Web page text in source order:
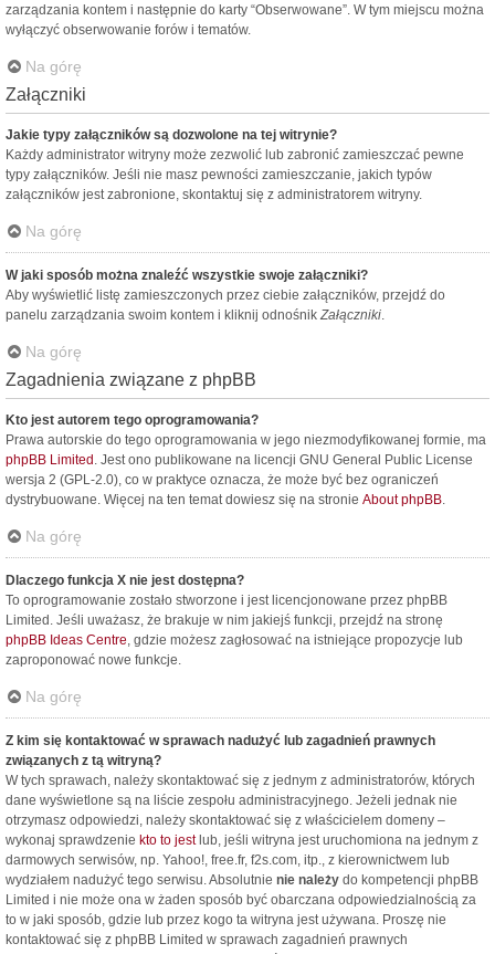
zarządzania kontem i następnie do karty “Obserwowane”. W tym miejscu można
wyłączyć obserwowanie forów i tematów.
Na górę
Załączniki
Jakie typy załączników są dozwolone na tej witrynie?
Każdy administrator witryny może zezwolić lub zabronić zamieszczać pewne
typy załączników. Jeśli nie masz pewności zamieszczanie, jakich typów
załączników jest zabronione, skontaktuj się z administratorem witryny.
Na górę
W jaki sposób można znaleźć wszystkie swoje załączniki?
Aby wyświetlić listę zamieszczonych przez ciebie załączników, przejdź do
panelu zarządzania swoim kontem i kliknij odnośnik Załączniki.
Na górę
Zagadnienia związane z phpBB
Kto jest autorem tego oprogramowania?
Prawa autorskie do tego oprogramowania w jego niezmodyfikowanej formie, ma
phpBB Limited . Jest ono publikowane na licencji GNU General Public License
wersja 2 (GPL-2.0), co w praktyce oznacza, że może być bez ograniczeń
dystrybuowane. Więcej na ten temat dowiesz się na stronie About phpBB.
Na górę
Dlaczego funkcja X nie jest dostępna?
To oprogramowanie zostało stworzone i jest licencjonowane przez phpBB
Limited. Jeśli uważasz, że brakuje w nim jakiejś funkcji, przejdź na stronę
phpBB Ideas Centre, gdzie możesz zagłosować na istniejące propozycje lub
zaproponować nowe funkcje.
Na górę
Z kim się kontaktować w sprawach nadużyć lub zagadnień prawnych
związanych z tą witryną?
W tych sprawach, należy skontaktować się z jednym z administratorów, których
dane wyświetlone są na liście zespołu administracyjnego. Jeżeli jednak nie
otrzymasz odpowiedzi, należy skontaktować się z właścicielem domeny –
wykonaj sprawdzenie kto to jestlub, jeśli witryna jest uruchomiona na jednym z
darmowych serwisów, np. Yahoo!, free.fr, f2s.com, itp., z kierownictwem lub
wydziałem nadużyć tego serwisu. Absolutnie nie należy do kompetencji phpBB
Limited i nie może ona w żaden sposób być obarczana odpowiedzialnością za
to w jaki sposób, gdzie lub przez kogo ta witryna jest używana. Proszę nie
kontaktować się z phpBB Limited w sprawach zagadnień prawnych